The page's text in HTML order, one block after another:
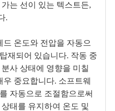
는 선이 있는 텍스트든,
.
드 온도와 전압을 자동으
재되어 있습니다. 작동 중
사 상태에 영향을 미칠
중요합니다. 소프트웨
자동으로 조절함으로써
태를 유지하여 온도 및